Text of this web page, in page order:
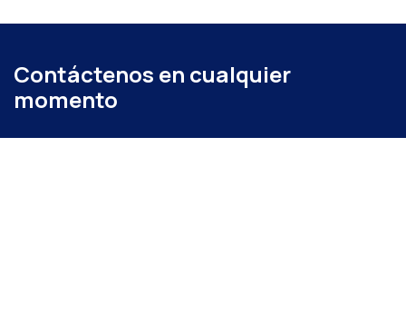
Contáctenos en cualquier
momento